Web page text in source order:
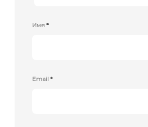
Имя *
Email *